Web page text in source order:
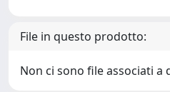
File in questo prodotto:
Non ci sono file associati